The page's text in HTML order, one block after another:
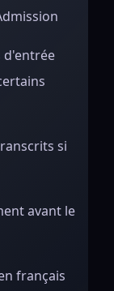
d'entrée
si
avant le
français